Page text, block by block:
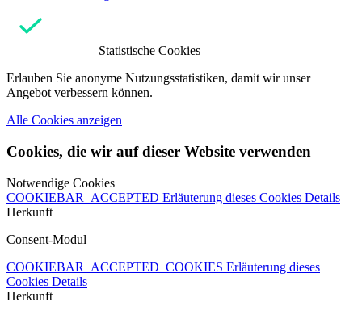
Statistische Cookies
Erlauben Sie anonyme Nutzungsstatistiken, damit wir unser
Angebot verbessern können.
Alle Cookies anzeigen
Cookies, die wir auf dieser Website verwenden
Notwendige Cookies
COOKIEBAR_ACCEPTED Erläuterung dieses Cookies Details
Herkunft
Consent-Modul
COOKIEBAR_ACCEPTED_COOKIES Erläuterung dieses
Cookies Details
Herkunft